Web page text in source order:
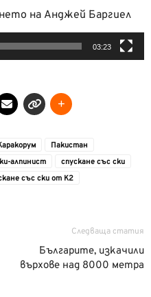
на Анджей Баргиел
03:23
Пакистан
алпинист
спускане със ски
със ски от К2
Следваща статия
Българите, изкачили
върхове над 8000 метра